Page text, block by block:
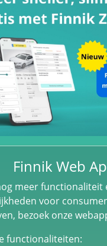
Finnik Web
meer functionaliteit
voor
bezoek onze
functionaliteiten: